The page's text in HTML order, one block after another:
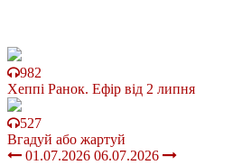
982
Хеппі Ранок. Ефір від 2 липня
527
Вгадуй або жартуй
01.07.2026 06.07.2026